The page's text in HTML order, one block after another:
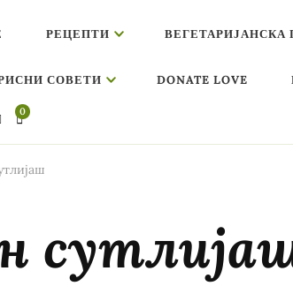
РЕЦЕПТИ ВЕГЕТАРИЈАНСКА
СОВЕТИ DONATE LOVE
0